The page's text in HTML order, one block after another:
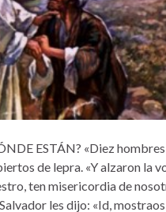
ESTÁN? «Diez
de lepra. «Y alzaron la
ten misericordia de
les dijo: «Id,